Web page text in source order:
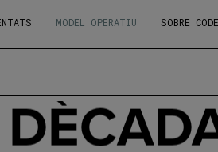
MODEL OPERATIU SOBRE CODE